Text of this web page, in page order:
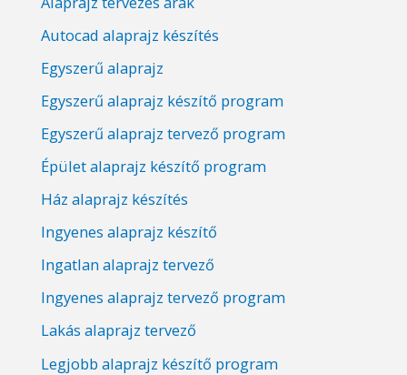
Autocad alaprajz készítés
Egyszerű alaprajz
Egyszerű alaprajz készítő program
Egyszerű alaprajz tervező program
Épület alaprajz készítő program
Ház alaprajz készítés
Ingyenes alaprajz készítő
Ingatlan alaprajz tervező
Ingyenes alaprajz tervező program
Lakás alaprajz tervező
Legjobb alaprajz készítő program